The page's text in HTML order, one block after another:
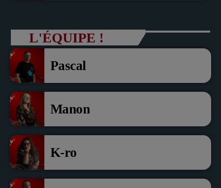
président com de com
L'ÉQUIPE !
Pascal
Manon
K-ro